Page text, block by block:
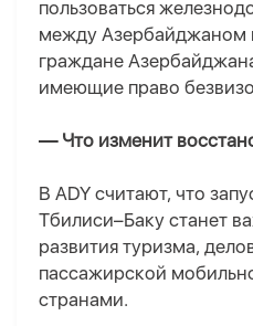
пользоваться
между Азербайджаном
граждане
имеющие право
— Что изменит
В ADY считают, что
Тбилиси–Баку станет
развития туризма,
пассажирской
странами.